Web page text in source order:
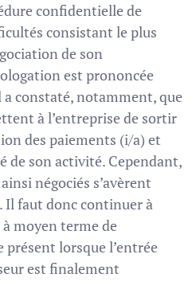
confidentielle de
consistant le plus
de son
est prononcée
a constaté, notamment, que
à l’entreprise de sortir
des paiements (i/a) et
de son activité. Cependant,
négociés s’avèrent
faut donc continuer à
moyen terme de
présent lorsque l’entrée
est finalement